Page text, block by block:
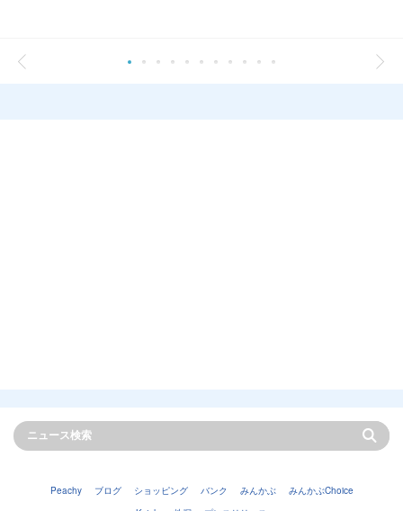
Peachy ブログ ショッピング バンク みんかぶ
みんかぶChoice